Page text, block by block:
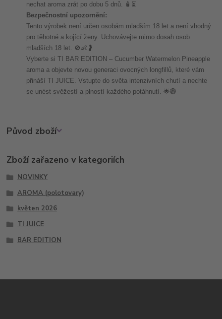
nechat aroma zrát po dobu 5 dnů. 🧴⏳
Bezpečnostní upozornění:
Tento výrobek není určen osobám mladším 18 let a není vhodný
pro těhotné a kojící ženy. Uchovávejte mimo dosah osob
mladších 18 let. 🚫👶🤰
Vyberte si TI BAR EDITION – Cucumber Watermelon Pineapple
aroma a objevte novou generaci ovocných longfillů, které vám
přináší TI JUICE. Vstupte do světa intenzivních chutí a nechte
se unést svěžestí a plností každého potáhnutí. 🌟🌐
Původ zboží
Zboží zařazeno v kategoriích
NOVINKY
AROMA (polotovary)
květen 2026
TI JUICE
BAR EDITION